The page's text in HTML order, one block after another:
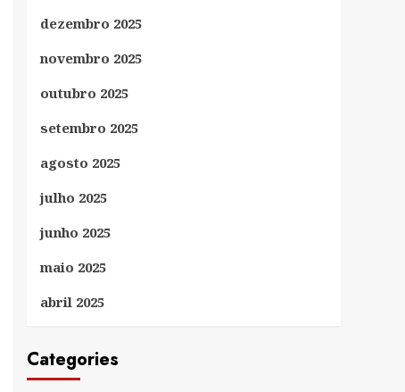
dezembro 2025
novembro 2025
outubro 2025
setembro 2025
agosto 2025
julho 2025
junho 2025
maio 2025
abril 2025
Categories